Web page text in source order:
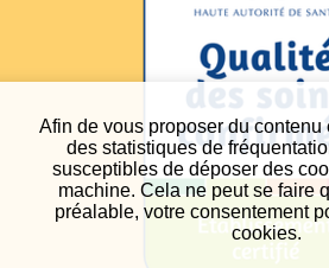
Afin de vous proposer du
des statistiques de
susceptibles de déposer des
machine. Cela ne peut se faire
préalable, votre consentement
cookies.